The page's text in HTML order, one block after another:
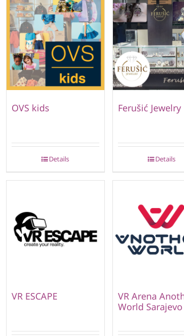
OVS kids
Details
Ferušić Jewelry
Details
VR ESCAPE
VR Arena
World Sarajevo